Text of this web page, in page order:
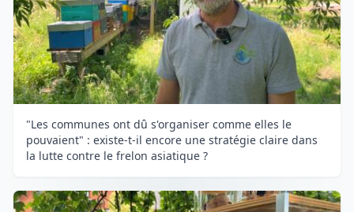
"Les communes ont dû s'organiser comme elles le
pouvaient" : existe-t-il encore une stratégie claire dans
la lutte contre le frelon asiatique ?